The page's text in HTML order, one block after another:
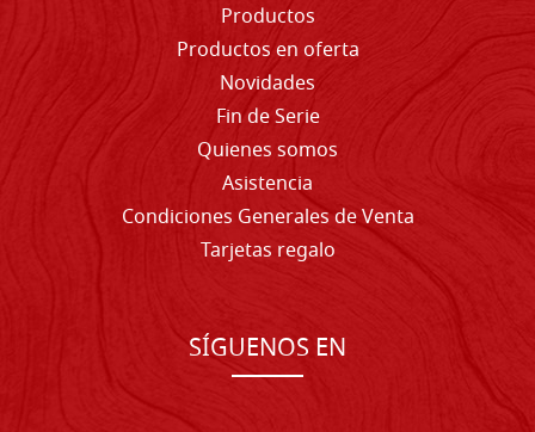
Productos
Productos en oferta
Novidades
Fin de Serie
Quienes somos
Asistencia
Condiciones Generales de Venta
Tarjetas regalo
SÍGUENOS EN